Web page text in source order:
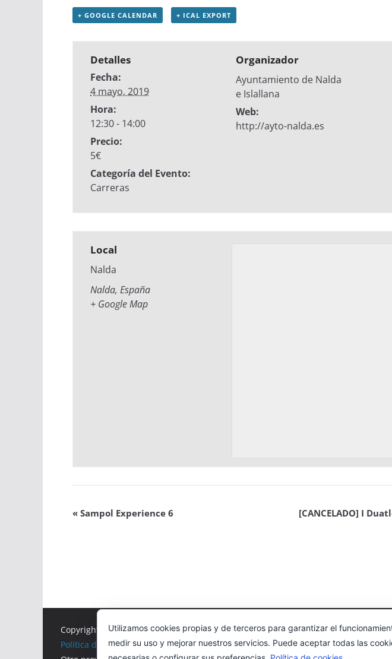
+ GOOGLE CALENDAR + ICAL EXPORT
Detalles
Fecha:
4 mayo, 2019
Hora:
12:30 - 14:00
Precio:
5€
Categoría del Evento:
Carreras
Organizador
Ayuntamiento de Nalda
e Islallana
Web:
http://ayto-nalda.es
Local
Nalda
Nalda, España
+ Google Map
« Sampol Experience 6 [CANCELADO] I
Copyright © 2026Correr en La Rioja. Todos los derechos reservados.
Política de cookies
Utilizamos cookies propias y de terceros para garantizar el
medir su uso y mejorar nuestros servicios. Puede aceptar todas las